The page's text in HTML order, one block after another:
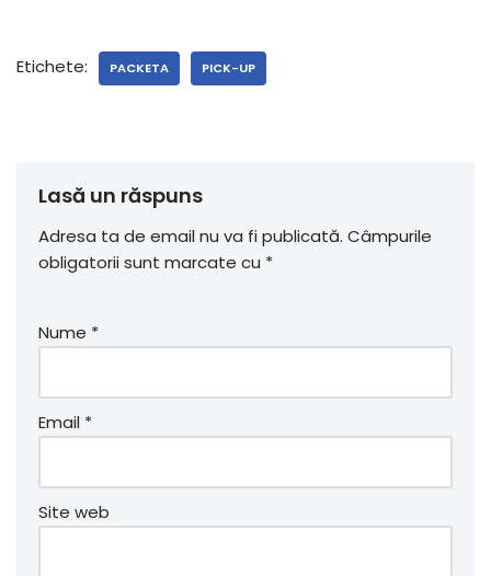
Etichete: PACKETA PICK-UP
Lasă un răspuns
Adresa ta de email nu va fi publicată. Câmpurile
obligatorii sunt marcate cu *
Nume *
Email *
Site web